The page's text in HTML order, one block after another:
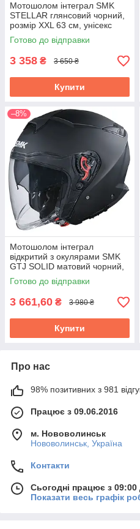
Мотошолом інтеграл SMK
STELLAR глянсовий чорний,
розмір XXL 63 см, унісекс
(SMK0110/24/GL200/2XL)
Готово до відправки
3 358 ₴ 3 650 ₴
Купити
–8%
Мотошолом інтеграл
відкритий з окулярами SMK
GTJ SOLID матовий чорний,
розмір XL 61 см
(SMK0119/24/MA200/XL)
Готово до відправки
3 661,60 ₴ 3 980 ₴
Купити
Про нас
98% позитивних з 981
Працює з 09.06.2016
м. Нововолинськ
Нововолинськ, Україна
Контакти
Сьогодні працює з 09:00
Показати весь графік